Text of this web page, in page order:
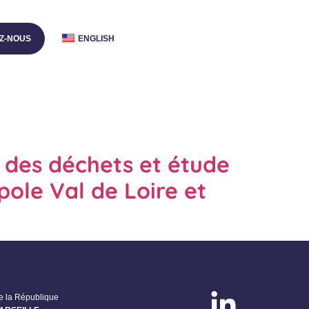
NOUS ENGLISH
déchets et étude
Val de Loire et
la République